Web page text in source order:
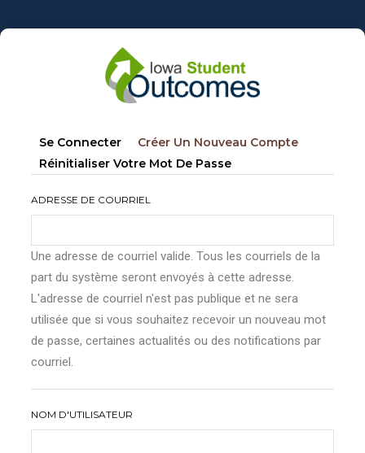
au
Onglets
principaux
Se Connecter Créer Un Nouveau Compte
Réinitialiser Votre Mot De Passe
ADRESSE DE COURRIEL
Une adresse de courriel valide. Tous les courriels de la
part du système seront envoyés à cette adresse.
L'adresse de courriel n'est pas publique et ne sera
utilisée que si vous souhaitez recevoir un nouveau mot
de passe, certaines actualités ou des notifications par
courriel.
NOM D'UTILISATEUR